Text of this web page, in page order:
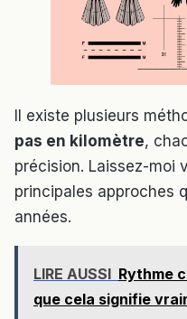
Il existe plusieurs
pas en kilomètre,
précision. Laissez-moi
principales approches
années.
LIRE AUSSI Rythme
que cela signifie